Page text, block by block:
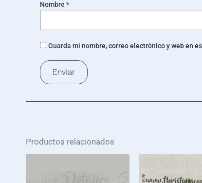
Nombre*
Guarda mi nombre, correo electrónico y web en
Productos relacionados